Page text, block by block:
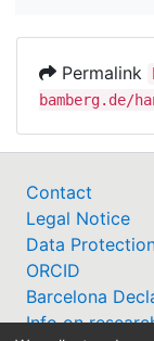
Permalink
bamberg.de/
Contact
Legal Notice
Data
ORCID
Barcelona
Info on